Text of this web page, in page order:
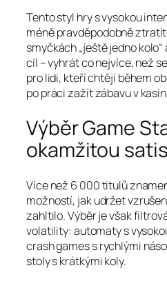
Tento styl hry s vysokou
méně pravděpodobně
smyčkách „ještě jedno
cíl – vyhrát co nejvíce, než
pro lidi, kteří chtějí během
po práci zažít zábavu v
Výběr Game
okamžitou
Více než 6 000 titulů
možností, jak udržet
zahltilo. Výběr je však
volatility: automaty s
crash games s rychlými
stoly s krátkými koly.